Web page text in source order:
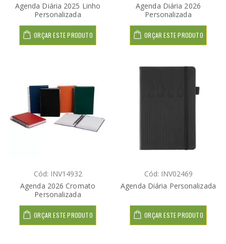
Agenda Diária 2025 Linho
Personalizada
ORÇAR ESTE PRODUTO
Agenda Diária 2026
Personalizada
ORÇAR ESTE PRODUTO
Cód: INV14932
Agenda 2026 Cromato
Personalizada
ORÇAR ESTE PRODUTO
Cód: INV02469
Agenda Diária Personalizada
ORÇAR ESTE PRODUTO